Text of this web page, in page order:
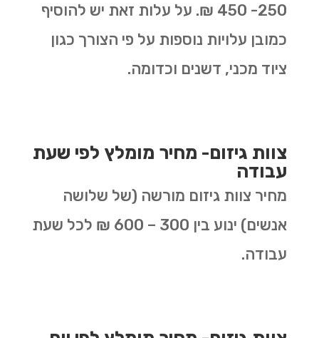
250- 450 ₪. על עלות זאת יש להוסיף
כמובן עלויות נוספות על פי הצורך כגון
ציוד מכני, דשנים וכדומה.
צוות גיזום- מחיר מומלץ לפי שעת
עבודה
מחיר צוות גיזום מורשה (של שלושה
אנשים) ינוע בין 300 – 600 ₪ לכל שעת
עבודה.